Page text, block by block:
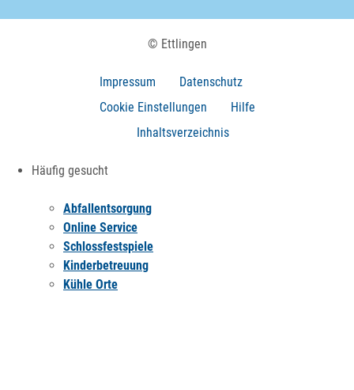
© Ettlingen
Impressum
Datenschutz
Cookie Einstellungen
Hilfe
Inhaltsverzeichnis
Häufig gesucht
Abfallentsorgung
Online Service
Schlossfestspiele
Kinderbetreuung
Kühle Orte